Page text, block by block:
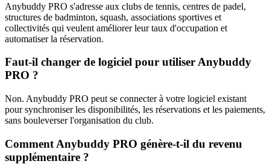
Anybuddy PRO s'adresse aux clubs de tennis, centres de padel,
structures de badminton, squash, associations sportives et
collectivités qui veulent améliorer leur taux d'occupation et
automatiser la réservation.
Faut-il changer de logiciel pour utiliser Anybuddy
PRO ?
Non. Anybuddy PRO peut se connecter à votre logiciel existant
pour synchroniser les disponibilités, les réservations et les paiements,
sans bouleverser l'organisation du club.
Comment Anybuddy PRO génère-t-il du revenu
supplémentaire ?